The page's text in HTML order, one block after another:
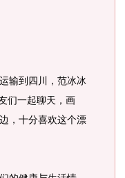
输到四川，范冰冰
们一起聊天，画
，十分喜欢这个漂